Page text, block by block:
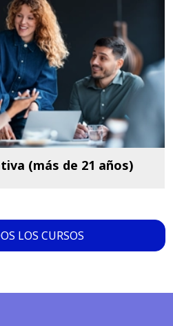
(más de 21 años)
LOS CURSOS